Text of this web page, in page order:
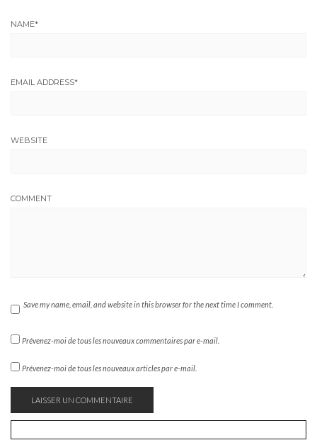
NAME*
EMAIL ADDRESS*
WEBSITE
COMMENT
Save my name, email, and website in this browser for the next time I comment.
Prévenez-moi de tous les nouveaux commentaires par e-mail.
Prévenez-moi de tous les nouveaux articles par e-mail.